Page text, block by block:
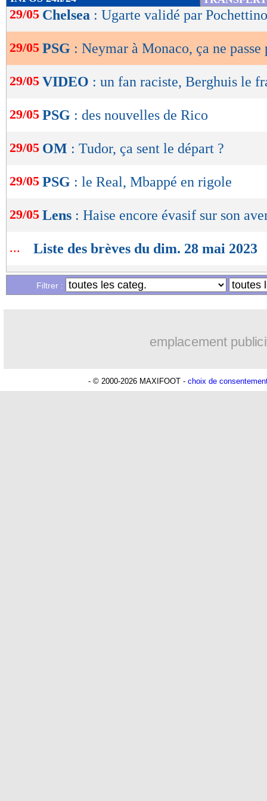
de
OK
29/05 Chelsea : Ugarte validé par Pochettino
29/05 PSG : Neymar à Monaco, ça ne passe
29/05 VIDEO : un fan raciste, Berghuis le
29/05 PSG : des nouvelles de Rico
29/05 OM : Tudor, ça sent le départ ?
29/05 PSG : le Real, Mbappé en rigole
29/05 Lens : Haise encore évasif sur son
... Liste des brèves du dim. 28 mai 2023
Liste des brèves du sam. 27 mai 2023
Filtrer :
emplacement
- © 2000-2026 MAXIFOOT - choix de